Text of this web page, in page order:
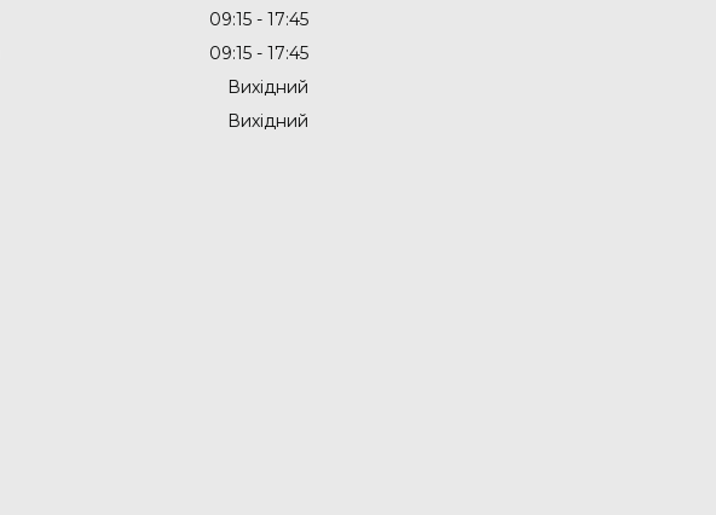
09:15
17:45
09:15
17:45
Вихідний
Вихідний